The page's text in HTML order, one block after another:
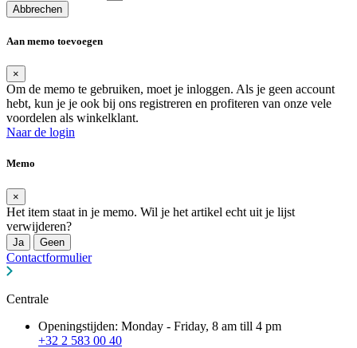
Abbrechen
Aan memo toevoegen
×
Om de memo te gebruiken, moet je inloggen. Als je geen account
hebt, kun je je ook bij ons registreren en profiteren van onze vele
voordelen als winkelklant.
Naar de login
Memo
×
Het item staat in je memo. Wil je het artikel echt uit je lijst
verwijderen?
Ja Geen
Contactformulier
Centrale
Openingstijden: Monday - Friday, 8 am till 4 pm
+32 2 583 00 40